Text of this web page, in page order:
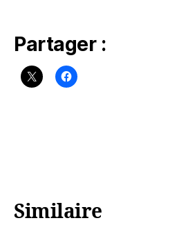
Partager :
Similaire